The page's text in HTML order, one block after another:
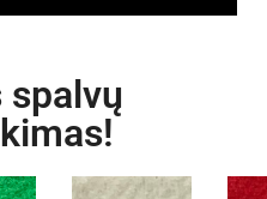
spalvų